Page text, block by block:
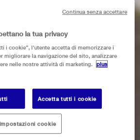
la tua privacy
i cookie”, l'utente accetta di memorizzare i
migliorare la navigazione del sito, analizzare
nelle nostre attività di marketing.
plus
Accetta tutti i cookie
Impostazioni cookie
Continua senza accettare